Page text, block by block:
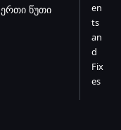
ერთი წუთი
en
ts
an
d
Fix
es